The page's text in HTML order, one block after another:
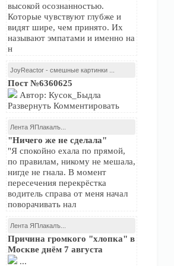
высокой осознанностью.
Которые чувствуют глубже и
видят шире, чем принято. Их
называют эмпатами и именно на
н
JoyReactor - смешные картинки ...
Пост №6360625
Автор: Кусок_Быдла
Развернуть Комментировать
Лента ЯПлакалъ...
"Ничего же не сделала"
"Я спокойно ехала по прямой,
по правилам, никому не мешала,
нигде не гнала. В момент
пересечения перекрёстка
водитель справа от меня начал
поворачивать нал
Лента ЯПлакалъ...
Причина громкого "хлопка" в
Москве днём 7 августа
...